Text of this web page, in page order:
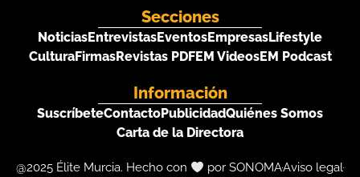
Secciones
NoticiasEntrevistasEventosEmpresasLifestyle
CulturaFirmasRevistas PDFEM VideosEM Podcast
Información
SuscríbeteContactoPublicidadQuiénes Somos
Carta de la Directora
@2025 Élite Murcia. Hecho con por SONOMAAviso legal